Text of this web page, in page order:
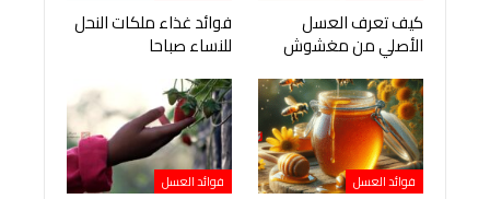
كيف تعرف العسل
الأصلي من مغشوش
فوائد غذاء ملكات النحل
للنساء صباحا
فوائد العسل فوائد العسل